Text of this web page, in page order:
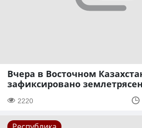
Вчера в Восточном
зафиксировано
2220